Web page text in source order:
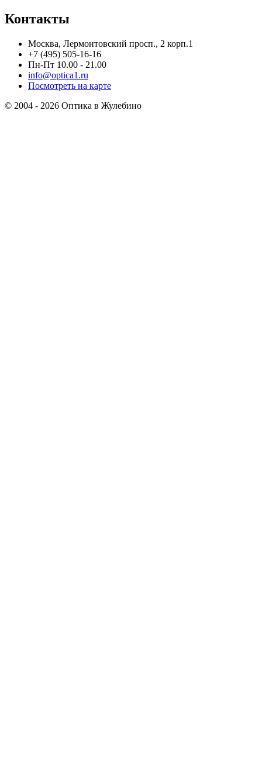
Контакты
Москва, Лермонтовский просп., 2 корп.1
+7 (495) 505-16-16
Пн-Пт 10.00 - 21.00
info@optica1.ru
Посмотреть на карте
© 2004 - 2026 Оптика в Жулебино